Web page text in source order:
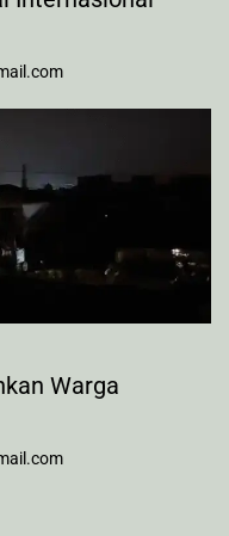
Warga